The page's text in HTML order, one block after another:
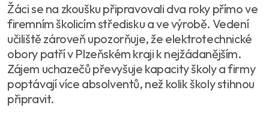
Žáci se na zkoušku připravovali dva roky přímo ve
firemním školicím středisku a ve výrobě. Vedení
učiliště zároveň upozorňuje, že elektrotechnické
obory patří v Plzeňském kraji k nejžádanějším.
Zájem uchazečů převyšuje kapacity školy a firmy
poptávají více absolventů, než kolik školy stihnou
připravit.